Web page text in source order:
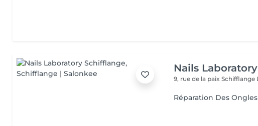
Nails
9, rue de la paixSchifflange
Réparation Des Ongles